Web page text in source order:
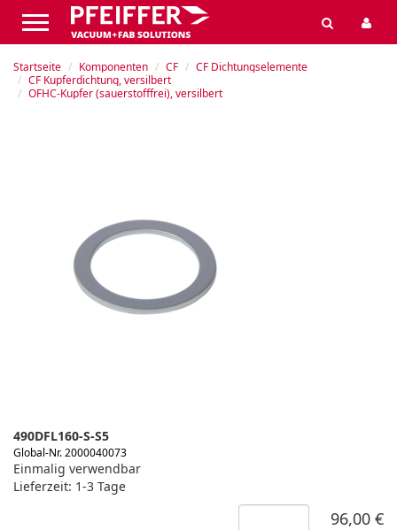
Startseite Komponenten CF
CF Dichtungselemente
CF Kupferdichtung, versilbert
OFHC-Kupfer (sauerstofffrei), versilbert
490DFL160-S-S5
Global-Nr. 2000040073
Einmalig verwendbar
Lieferzeit: 1-3 Tage
96,00 €